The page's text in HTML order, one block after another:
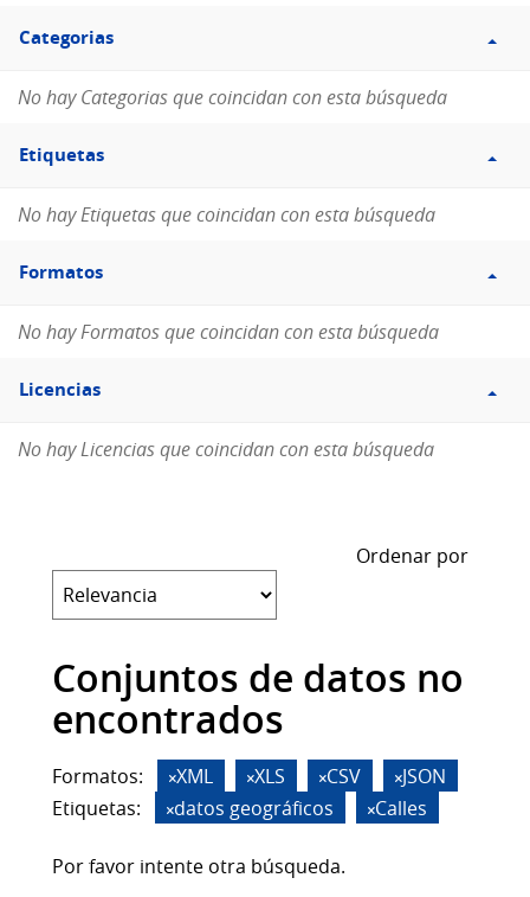
Filtro
Categorias
Categorias
No hay Categorias que coincidan con esta búsqueda
Filtro
Etiquetas
Etiquetas
No hay Etiquetas que coincidan con esta búsqueda
Filtro
Formatos
Formatos
No hay Formatos que coincidan con esta búsqueda
Filtro
Licencias
Licencias
No hay Licencias que coincidan con esta búsqueda
Ordenar por
Conjuntos de datos no
encontrados
Formatos: XML XLS CSV
JSON
Etiquetas:
datos geográficos Calles
Por favor intente otra búsqueda.